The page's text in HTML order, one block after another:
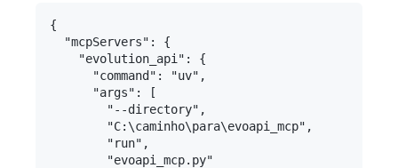
{
  "mcpServers": {
    "evolution_api": {
      "command": "uv",
      "args": [
        "--directory",
        "C:\caminho\para\evoapi_mcp",
        "run",
        "evoapi_mcp.py"